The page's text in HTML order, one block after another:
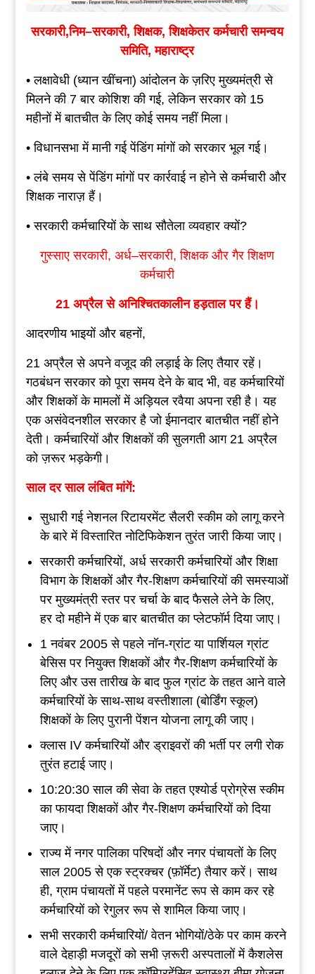
सरकारी,निम–सरकारी,शिक्षक, शिक्षकेतर कर्मचारी समन्वय
समिति,महाराष्ट्र
• लक्षावेधी (ध्यान खींचना) आंदोलन के ज़रिए मुख्यमंत्री से
मिलने की 7 बार कोशिश की गई, लेकिन सरकार को 15
महीनों में बातचीत के लिए कोई समय नहीं मिला।
• विधानसभा में मानी गई पेंडिंग मांगों को सरकार भूल गई।
• लंबे समय से पेंडिंग मांगों पर कार्रवाई न होने से कर्मचारी और
शिक्षक नाराज़ हैं।
• सरकारी कर्मचारियों के साथ सौतेला व्यवहार क्यों?
गुस्साए सरकारी,अर्ध–सरकारी,शिक्षक और गैर शिक्षण
कर्मचारी
21 अप्रैल से अनिश्चितकालीन हड़ताल पर हैं।
आदरणीय भाइयों और बहनों,
21 अप्रैल से अपने वजूद की लड़ाई के लिए तैयार रहें।
गठबंधन सरकार को पूरा समय देने के बाद भी, वह कर्मचारियों
और शिक्षकों के मामलों में अड़ियल रवैया अपना रही है। यह
एक असंवेदनशील सरकार है जो ईमानदार बातचीत नहीं होने
देती। कर्मचारियों और शिक्षकों की सुलगती आग 21 अप्रैल
को ज़रूर भड़केगी।
साल दर साल लंबित मांगें:
सुधारी गई नेशनल रिटायरमेंट सैलरी स्कीम को लागू करने
के बारे में विस्तारित नोटिफिकेशन तुरंत जारी किया जाए।
सरकारी कर्मचारियों, अर्ध सरकारी कर्मचारियों और शिक्षा
विभाग के शिक्षकों और गैर-शिक्षण कर्मचारियों की समस्याओं
पर मुख्यमंत्री स्तर पर चर्चा के बाद फैसले लेने के लिए,
हर दो महीने में एक बार बातचीत का प्लेटफॉर्म दिया जाए।
1 नवंबर 2005 से पहले नॉन-ग्रांट या पार्शियल ग्रांट
बेसिस पर नियुक्त शिक्षकों और गैर-शिक्षण कर्मचारियों के
लिए और उस तारीख के बाद फुल ग्रांट के तहत आने वाले
कर्मचारियों के साथ-साथ वस्तीशाला (बोर्डिंग स्कूल)
शिक्षकों के लिए पुरानी पेंशन योजना लागू की जाए।
क्लास IV कर्मचारियों और ड्राइवरों की भर्ती पर लगी रोक
तुरंत हटाई जाए।
10:20:30 साल की सेवा के तहत एश्योर्ड प्रोग्रेस स्कीम
का फायदा शिक्षकों और गैर-शिक्षण कर्मचारियों को दिया
जाए।
राज्य में नगर पालिका परिषदों और नगर पंचायतों के लिए
साल 2005 से एक स्ट्रक्चर (फ़ॉर्मेट) तैयार करें। साथ
ही, ग्राम पंचायतों में पहले परमानेंट रूप से काम कर रहे
कर्मचारियों को रेगुलर रूप से शामिल किया जाए।
सभी सरकारी कर्मचारियों/ वेतन भोगियों/ठेके पर काम करने
वाले देहाड़ी मजदूरों को सभी ज़रूरी अस्पतालों में कैशलेस